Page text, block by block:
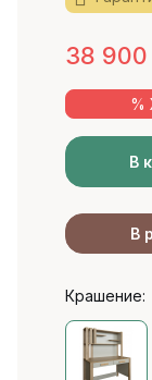
38 900
%
В
В
Крашение: